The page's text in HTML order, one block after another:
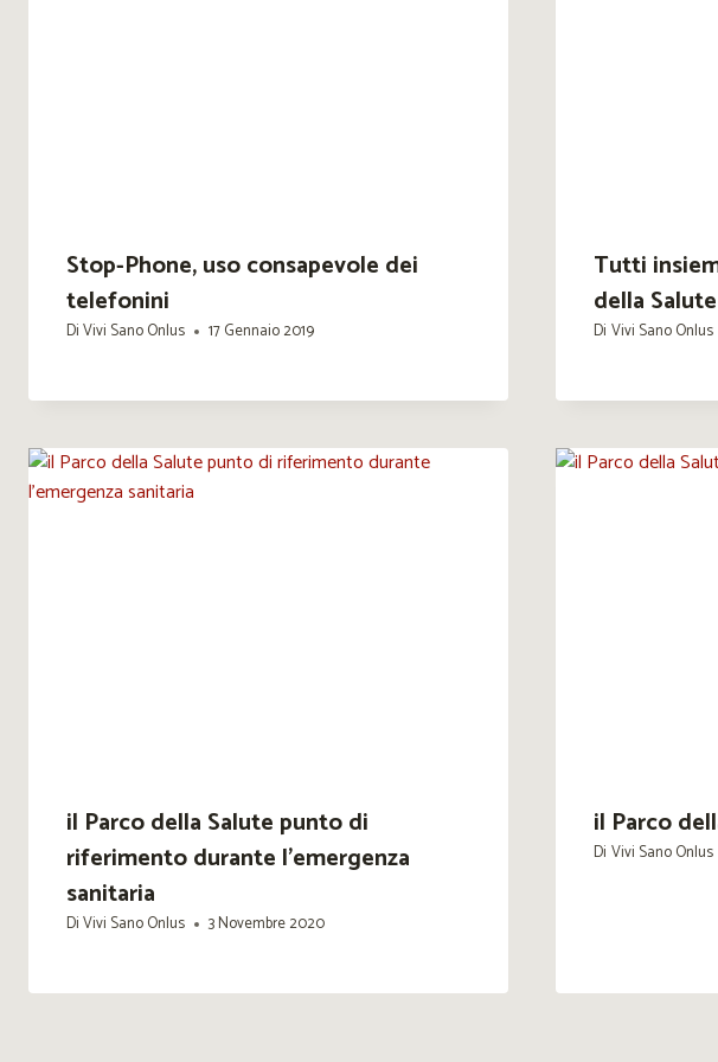
Stop-Phone, uso consapevole dei
telefonini
DiVivi Sano Onlus 17 Gennaio 2019
Tutti
della Salute
Di Vivi Sano Onlus
il Parco della Salute punto di
riferimento durante l’emergenza
sanitaria
DiVivi Sano Onlus 3 Novembre 2020
il Parco
Di Vivi Sano Onlus